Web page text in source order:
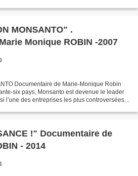
MONSANTO" .
Monique ROBIN -2007
Documentaire de Marie-Monique Robin
six pays, Monsanto est devenue le leader
l’une des entreprises les plus controversées
!" Documentaire de
- 2014